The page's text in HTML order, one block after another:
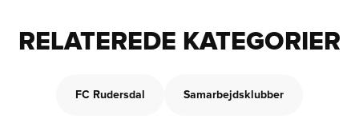
RELATEREDE KATEGORIER
FC Rudersdal Samarbejdsklubber